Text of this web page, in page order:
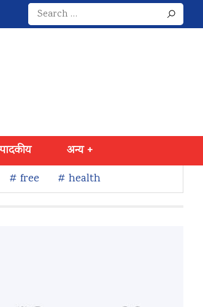
Search
for:
अन्य +
# free # health